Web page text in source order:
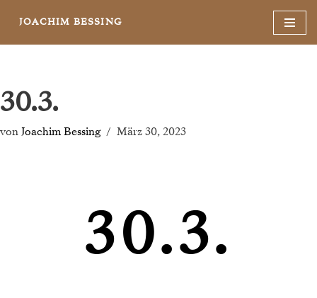
JOACHIM BESSING
30.3.
von Joachim Bessing März 30, 2023
30.3.